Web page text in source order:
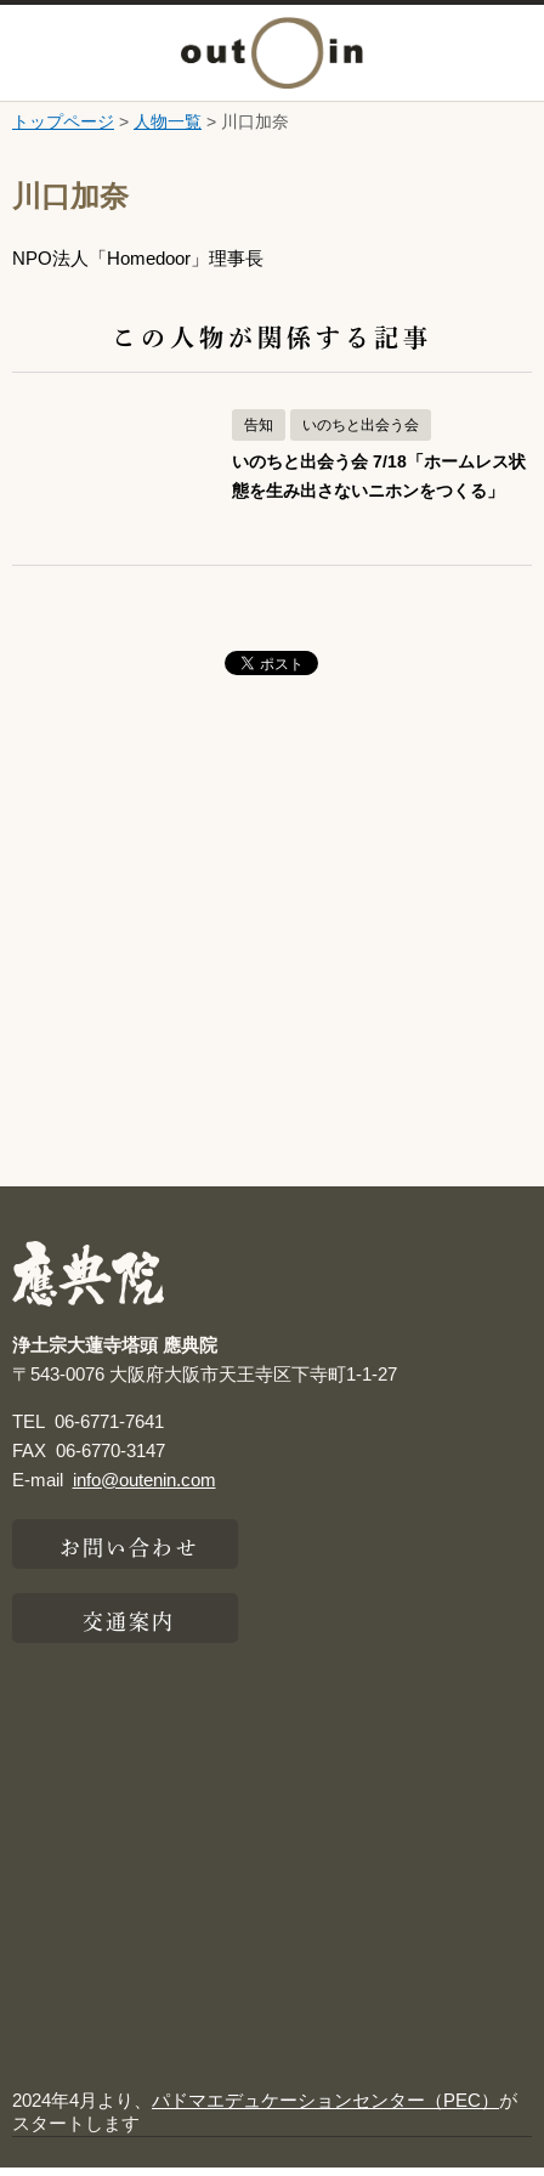
本文へ
ニ
ュ
ー
を
トップページ > 人物一覧 > 川口加奈
川口加奈
NPO法人「Homedoor」理事長
この人物が関係する記事
告知 いのちと出会う会
いのちと出会う会 7/18「ホームレス状
態を生み出さないニホンをつくる」
浄土宗大蓮寺塔頭 應典院
〒543-0076 大阪府大阪市天王寺区下寺町1-1-27
TEL 06-6771-7641
FAX 06-6770-3147
E-mail info@outenin.com
お問い合わせ
交通案内
2024年4月より、 パドマエデュケーションセンター（PEC） が
スタートします